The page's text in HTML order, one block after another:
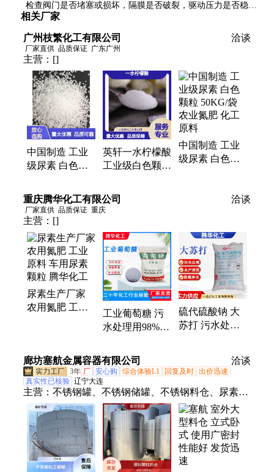
检查阀门是否堵塞或损坏，隔膜是否破裂，驱动压力是否稳
定。也可能是因为管路中有气泡，需排气处理。
相关厂家
广州枝繁化工有限公司 洽谈
厂家直供 品质保证 广东广州
主营： []
中国制造 工业
级尿素 白色颗
业氮肥 化工原
料
英轩一水柠檬酸
工业级白色颗粒
防腐剂
中国制造 工业
级尿素 白色颗
重庆腾华化工有限公司 洽谈
厂家直供 品质保证 重庆
主营： []
尿素生产厂家
农用氮肥 工业
工业葡萄糖 污
水处理用98%含
菌降氮补充碳源
硫代硫酸钠 大
苏打 污水处理/
廊坊塞航金属容器有限公司
洽谈
3年 厂 安心购 综合体验L1 回复及时 出价迅速
真实性已核验 辽宁大连
主营： 不锈钢罐、不锈钢储罐、不锈钢料仓、尿素溶
液储罐、不锈钢容器罐、不锈钢酒罐、硝酸铝罐、化
工储罐、发酵罐、沥青储罐